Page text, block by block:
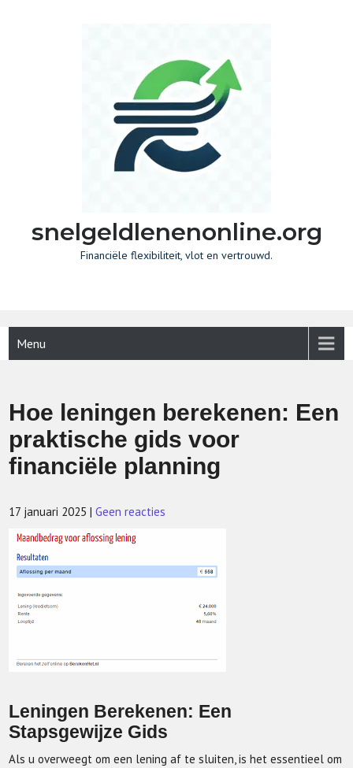
snelgeldlenenonline.org
Financiële flexibiliteit, vlot en vertrouwd.
Menu
Hoe leningen berekenen: Een
praktische gids voor
financiële planning
17 januari 2025 |Geen reacties
Leningen Berekenen: Een
Stapsgewijze Gids
Als u overweegt om een lening af te sluiten, is het essentieel om